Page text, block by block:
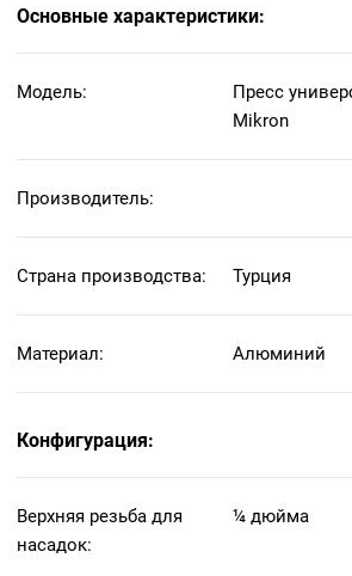
Основные характеристики:
Модель:
Пресс
Mikron
Производитель:
Страна производства: Турция
Материал: Алюминий
Конфигурация:
Верхняя резьба для
насадок:
¼ дюйма